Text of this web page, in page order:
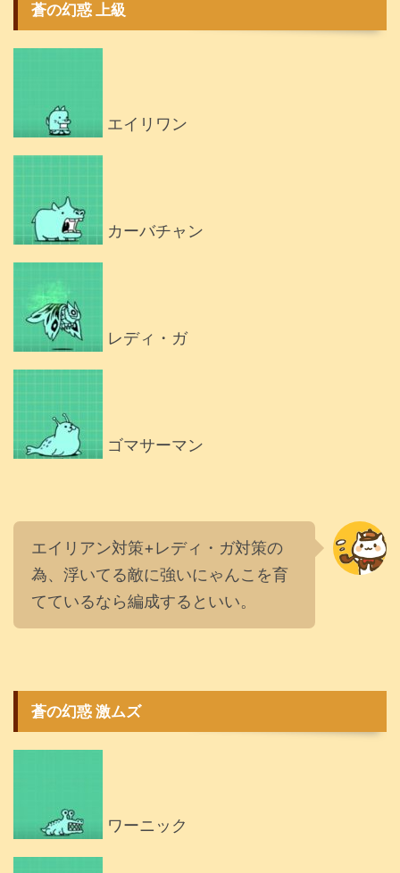
蒼の幻惑 上級
エイリワン
カーバチャン
レディ・ガ
ゴマサーマン
エイリアン対策+レディ・ガ対策の
為、浮いてる敵に強いにゃんこを育
てているなら編成するといい。
蒼の幻惑 激ムズ
ワーニック